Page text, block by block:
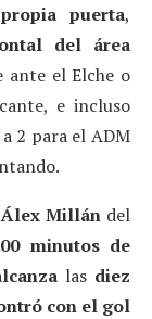
propia puerta,
del área
ante el Elche o
e incluso
2 para el ADM
Álex Millán del
minutos de
las diez
con el gol